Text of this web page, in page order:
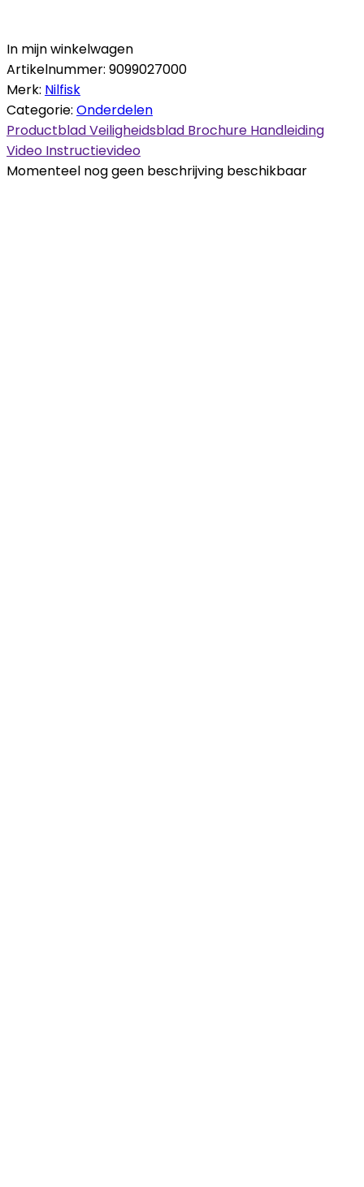
In mijn winkelwagen
Artikelnummer: 9099027000
Merk: Nilfisk
Categorie: Onderdelen
ProductbladVeiligheidsblad Brochure Handleiding
Video Instructievideo
Momenteel nog geen beschrijving beschikbaar